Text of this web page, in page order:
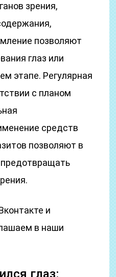
зрения,
позволяют
глаз или
этапе. Регулярная
с планом
средств
позволяют в
предотвращать
и
в наши
глаз: